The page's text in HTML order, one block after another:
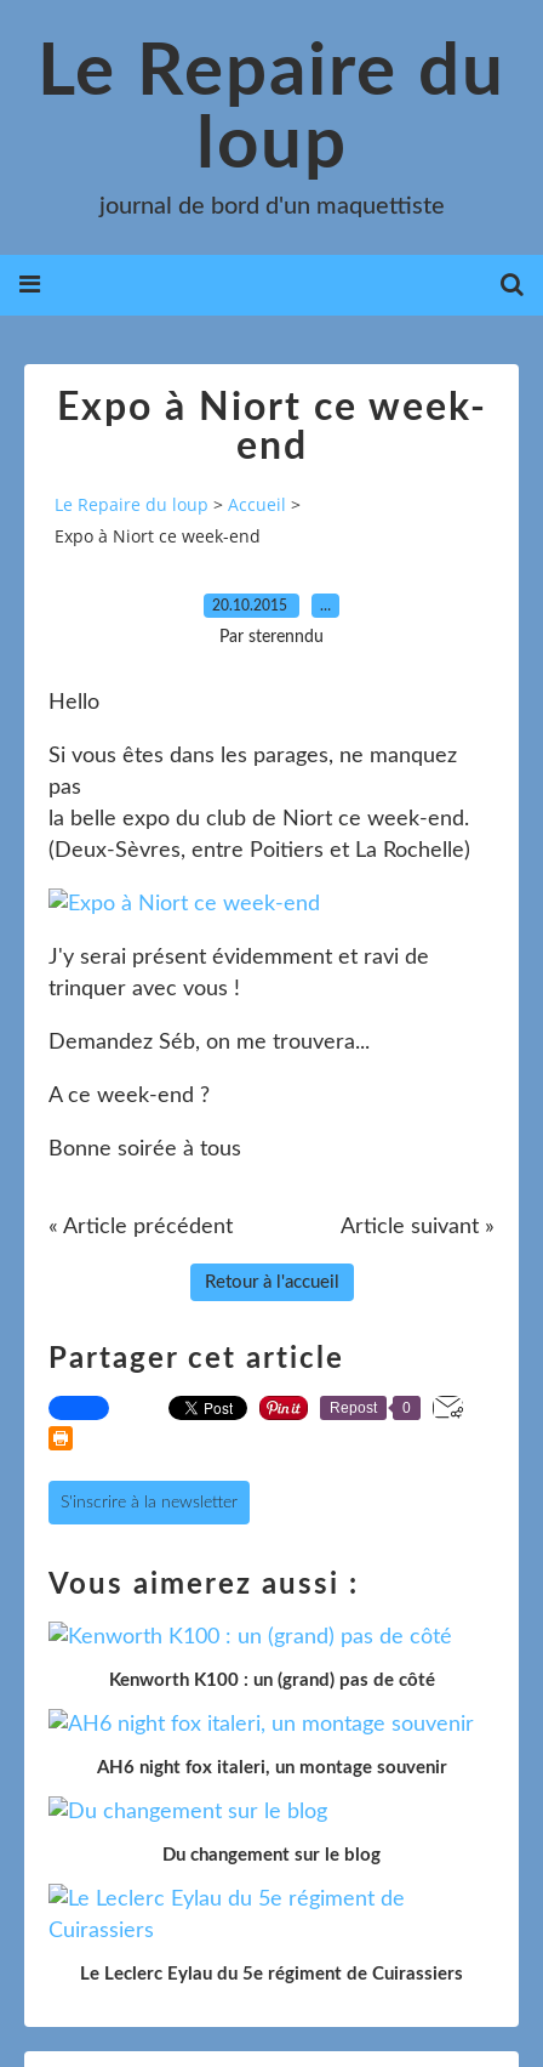
Le Repaire du
loup
journal de bord d'un maquettiste
Expo à Niort ce week-
end
Le Repaire du loup > Accueil >
Expo à Niort ce week-end
20.10.2015 …
Par sterenndu
Hello
Si vous êtes dans les parages, ne manquez
pas
la belle expo du club de Niort ce week-end.
(Deux-Sèvres, entre Poitiers et La Rochelle)
J'y serai présent évidemment et ravi de
trinquer avec vous !
Demandez Séb, on me trouvera...
A ce week-end ?
Bonne soirée à tous
« Article précédent Article suivant »
Retour à l'accueil
Partager cet article
Repost 0
S'inscrire à la newsletter
Vous aimerez aussi :
Kenworth K100 : un (grand) pas de côté
AH6 night fox italeri, un montage souvenir
Du changement sur le blog
Le Leclerc Eylau du 5e régiment de Cuirassiers